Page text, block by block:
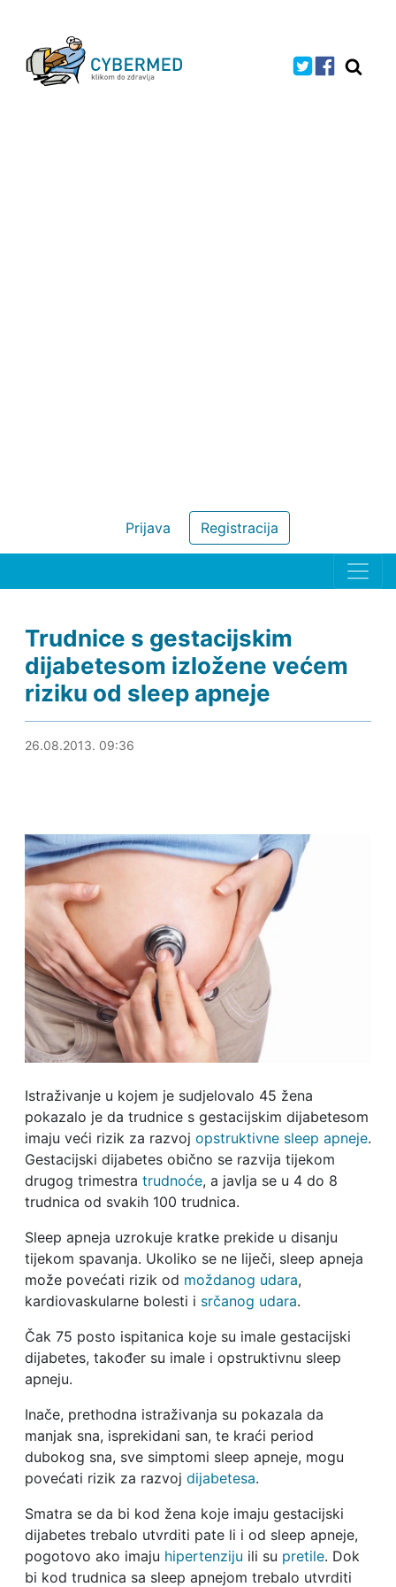
Registracija
Prijava
Trudnice s gestacijskim
dijabetesom izložene većem
riziku od sleep apneje
26.08.2013. 10:00
26.08.2013. 09:36
Istraživanje u kojem je sudjelovalo 45 žena
pokazalo je da trudnice s gestacijskim dijabetesom
imaju veći rizik za razvoj opstruktivne sleep apneje.
Gestacijski dijabetes obično se razvija tijekom
drugog trimestra trudnoće, a javlja se u 4 do 8
trudnica od svakih 100 trudnica.
Sleep apneja uzrokuje kratke prekide u disanju
tijekom spavanja. Ukoliko se ne liječi, sleep apneja
može povećati rizik od moždanog udara,
kardiovaskularne bolesti i srčanog udara.
Čak 75 posto ispitanica koje su imale gestacijski
dijabetes, također su imale i opstruktivnu sleep
apneju.
Inače, prethodna istraživanja su pokazala da
manjak sna, isprekidani san, te kraći period
dubokog sna, sve simptomi sleep apneje, mogu
povećati rizik za razvoj dijabetesa.
Smatra se da bi kod žena koje imaju gestacijski
dijabetes trebalo utvrditi pate li i od sleep apneje,
pogotovo ako imaju hipertenziju ili su pretile. Dok
bi kod trudnica sa sleep apnejom trebalo utvrditi